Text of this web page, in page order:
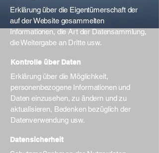
Erklärung über die Eigentümerschaft der
auf der Website gesammelten
Informationen, die Art der Datensammlung,
die Weitergabe an Dritte usw.
Kontrolle über Daten
Erklärung über die Möglichkeit,
personenbezogene Informationen und
Daten einzusehen, zu ändern und zu
aktualisieren, Bedenken bezüglich der
Datenverwendung usw.
Datensicherheit